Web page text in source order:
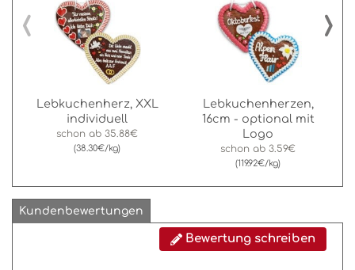
Lebkuchenherz, XXL
individuell
schon ab 35.88€
(38.30€/kg)
Lebkuchenherzen,
16cm - optional mit
Logo
schon ab 3.59€
(119.92€/kg)
‹ ›
Kundenbewertungen
Bewertung schreiben